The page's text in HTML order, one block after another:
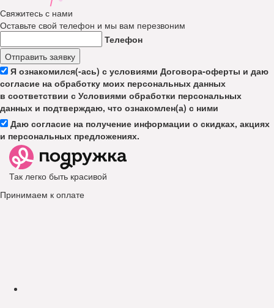
Свяжитесь с нами
Оставьте свой телефон и мы вам перезвоним
Телефон
Отправить заявку
Я ознакомился(-ась) с условиями Договора-оферты и даю
согласие на обработку моих персональных данных
в соответствии с Условиями обработки персональных
данных и подтверждаю, что ознакомлен(а) с ними
Даю согласие на получение информации о скидках, акциях
и персональных предложениях.
Так легко быть красивой
Принимаем к оплате